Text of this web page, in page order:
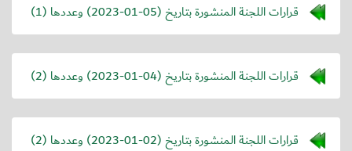
قرارات اللجنة المنشورة بتاريخ (2023-01-05) وعددها (1)
قرارات اللجنة المنشورة بتاريخ (2023-01-04) وعددها (2)
قرارات اللجنة المنشورة بتاريخ (2023-01-02) وعددها (2)